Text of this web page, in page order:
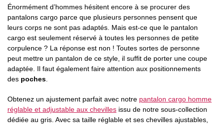
Énormément d’hommes hésitent encore à se procurer des
pantalons cargo parce que plusieurs personnes pensent que
leurs corps ne sont pas adaptés. Mais est-ce que le pantalon
cargo est seulement réservé à toutes les personnes de petite
corpulence ? La réponse est non ! Toutes sortes de personne
peut mettre un pantalon de ce style, il suffit de porter une coupe
adaptée. Il faut également faire attention aux positionnements
des poches
Obtenez un ajustement parfait avec notre pantalon cargo homme
réglable et adjustable aux chevilles issu de notre sous-collection
dédiée au gris. Avec sa taille réglable et ses chevilles ajustables,